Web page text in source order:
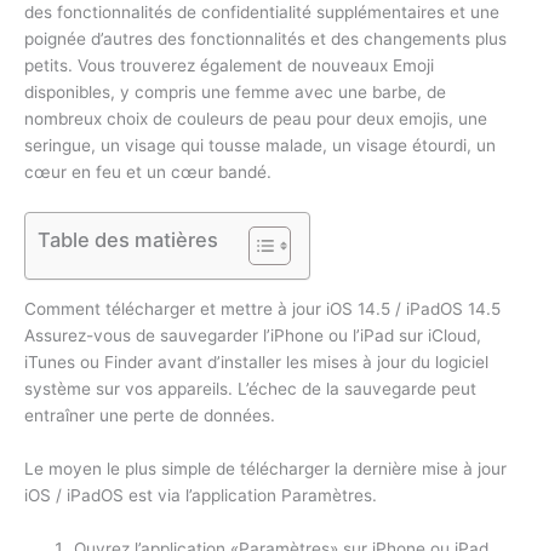
des fonctionnalités de confidentialité supplémentaires et une
poignée d’autres des fonctionnalités et des changements plus
petits. Vous trouverez également de nouveaux Emoji
disponibles, y compris une femme avec une barbe, de
nombreux choix de couleurs de peau pour deux emojis, une
seringue, un visage qui tousse malade, un visage étourdi, un
cœur en feu et un cœur bandé.
Table des matières
Comment télécharger et mettre à jour iOS 14.5 / iPadOS 14.5
Assurez-vous de sauvegarder l’iPhone ou l’iPad sur iCloud,
iTunes ou Finder avant d’installer les mises à jour du logiciel
système sur vos appareils. L’échec de la sauvegarde peut
entraîner une perte de données.
Le moyen le plus simple de télécharger la dernière mise à jour
iOS / iPadOS est via l’application Paramètres.